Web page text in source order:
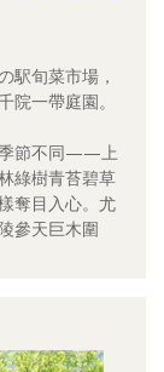
駅旬菜市場，
一帶庭園。
季節不同——上
綠樹青苔碧草
奪目入心。尤
參天巨木圍